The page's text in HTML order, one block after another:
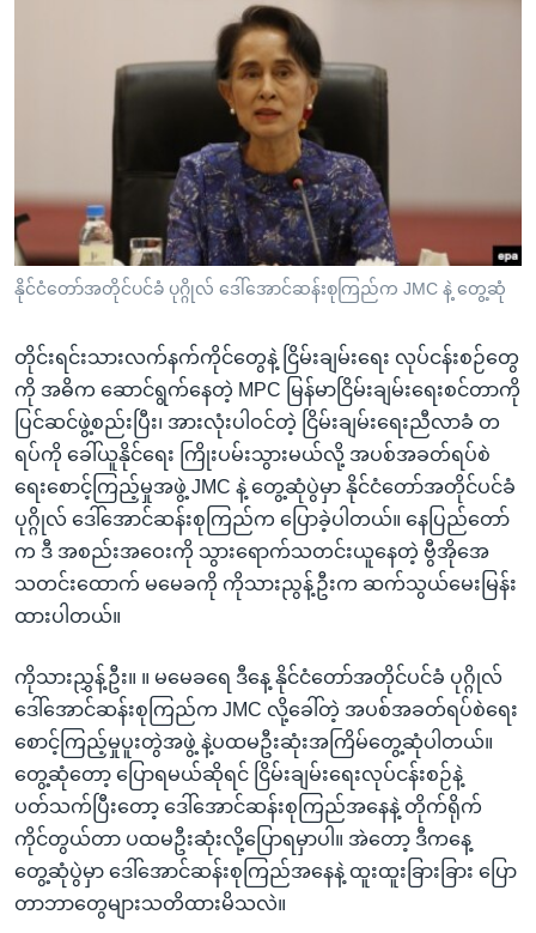
စာမျက်နှာ
သို့
ကျော်
ကြည့်
ရှာဖွေ
ရန်
နေရာ
သို့
ကျော်
ရန်
ရုပ်ရှင်ထဲက အင်္ဂလိပ်စာ
သုတပဒေသာ အင်္ဂလိပ်စာ
ရေဒီယိုနှင့်ရုပ်သံ အချက်အလက်များ
ရေဒီယို/တီဗွီအစီအစဉ်
ဗွီအိုအေ လူမှုကွန်ယက်များ
ဘာသာစကားများ
နိုင်ငံတော်အတိုင်ပင်ခံ ပုဂ္ဂိုလ် ဒေါ်အောင်ဆန်းစုကြည်က JMC နဲ့ တွေ့ဆုံ
တိုင်းရင်းသားလက်နက်ကိုင်တွေနဲ့ ငြိမ်းချမ်းရေး လုပ်ငန်းစဉ်တွေ
ကို အဓိက ဆောင်ရွက်နေတဲ့ MPC မြန်မာငြိမ်းချမ်းရေးစင်တာကို
ပြင်ဆင်ဖွဲ့စည်းပြီး၊ အားလုံးပါဝင်တဲ့ ငြိမ်းချမ်းရေးညီလာခံ တ
ရပ်ကို ခေါ်ယူနိုင်ရေး ကြိုးပမ်းသွားမယ်လို့ အပစ်အခတ်ရပ်စဲ
ရေးစောင့်ကြည့်မှုအဖွဲ့ JMC နဲ့ တွေ့ဆုံပွဲမှာ နိုင်ငံတော်အတိုင်ပင်ခံ
ပုဂ္ဂိုလ် ဒေါ်အောင်ဆန်းစုကြည်က ပြောခဲ့ပါတယ်။ နေပြည်တော်
က ဒီ အစည်းအဝေးကို သွားရောက်သတင်းယူနေတဲ့ ဗွီအိုအေ
သတင်းထောက် မမေခကို ကိုသားညွန့်ဦးက ဆက်သွယ်မေးမြန်း
ထားပါတယ်။
ကိုသားညွှန့်ဦး။ ။ မမေခရေ ဒီနေ့ နိုင်ငံတော်အတိုင်ပင်ခံ ပုဂ္ဂိုလ်
ဒေါ်အောင်ဆန်းစုကြည်က JMC လို့ခေါ်တဲ့ အပစ်အခတ်ရပ်စဲရေး
စောင့်ကြည့်မှုပူးတွဲအဖွဲ့ နဲ့ပထမဦးဆုံးအကြိမ်တွေ့ဆုံပါတယ်။
တွေ့ဆုံတော့ ပြောရမယ်ဆိုရင် ငြိမ်းချမ်းရေးလုပ်ငန်းစဉ်နဲ့
ပတ်သက်ပြီးတော့ ဒေါ်အောင်ဆန်းစုကြည်အနေနဲ့ တိုက်ရိုက်
ကိုင်တွယ်တာ ပထမဦးဆုံးလို့ပြောရမှာပါ။ အဲတော့ ဒီကနေ့
တွေ့ဆုံပွဲမှာ ဒေါ်အောင်ဆန်းစုကြည်အနေနဲ့ ထူးထူးခြားခြား ပြော
တာဘာတွေများသတိထားမိသလဲ။